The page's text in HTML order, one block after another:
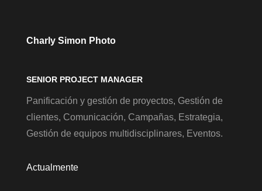
Charly Simon Photo
SENIOR PROJECT MANAGER
Panificación y gestión de proyectos, Gestión de
clientes, Comunicación, Campañas, Estrategia,
Gestión de equipos multidisciplinares, Eventos.
Actualmente